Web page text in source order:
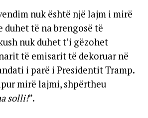
nuk është një lajm i mirë
duhet të na brengosë të
nuk duhet t’i gëzohet
të emisarit të dekoruar në
i parë i Presidentit Tramp.
mirë lajmi, shpërtheu
solli!”.